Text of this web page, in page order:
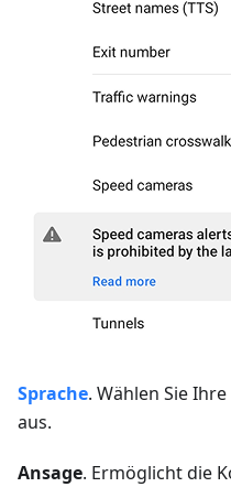
Sprache. Wählen Sie
aus.
Ansage. Ermöglicht die